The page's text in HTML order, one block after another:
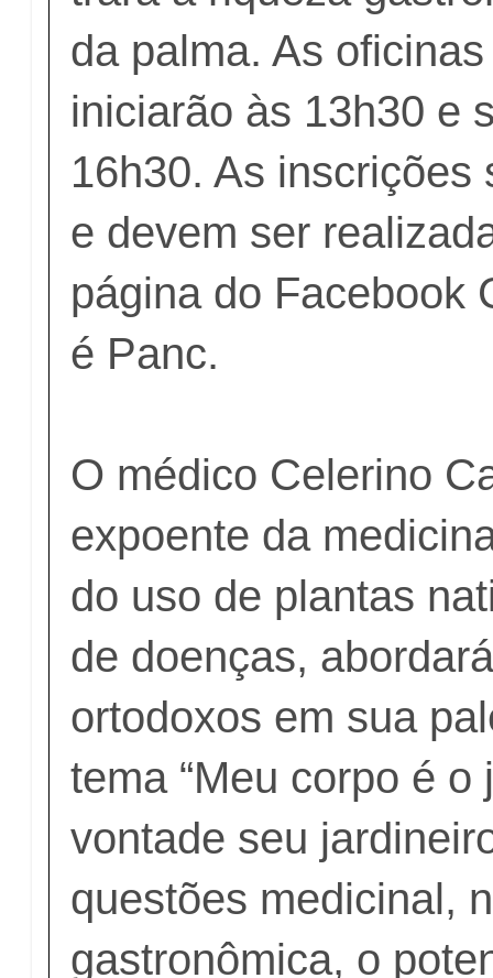
da palma. As
iniciarão às 13h30 e
16h30. As inscrições
e devem ser
página do Facebook
é Panc.
O médico Celerino
expoente da
do uso de plantas
de doenças,
ortodoxos em sua
tema “Meu corpo é
vontade seu
questões medicinal,
gastronômica, o